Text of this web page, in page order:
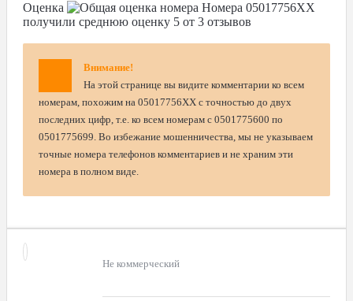
Оценка Номера 05017756XX
получили среднюю оценку 5 от 3 отзывов
Внимание!
На этой странице вы видите комментарии ко всем
номерам, похожим на 05017756XX с точностью до двух
последних цифр, т.е. ко всем номерам с 0501775600 по
0501775699. Во избежание мошенничества, мы не указываем
точные номера телефонов комментариев и не храним эти
номера в полном виде.
Не коммерческий